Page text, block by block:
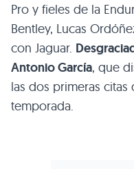
Pro y fieles de la
Bentley, Lucas
con Jaguar.
Antonio García, que
las dos primeras citas
temporada.